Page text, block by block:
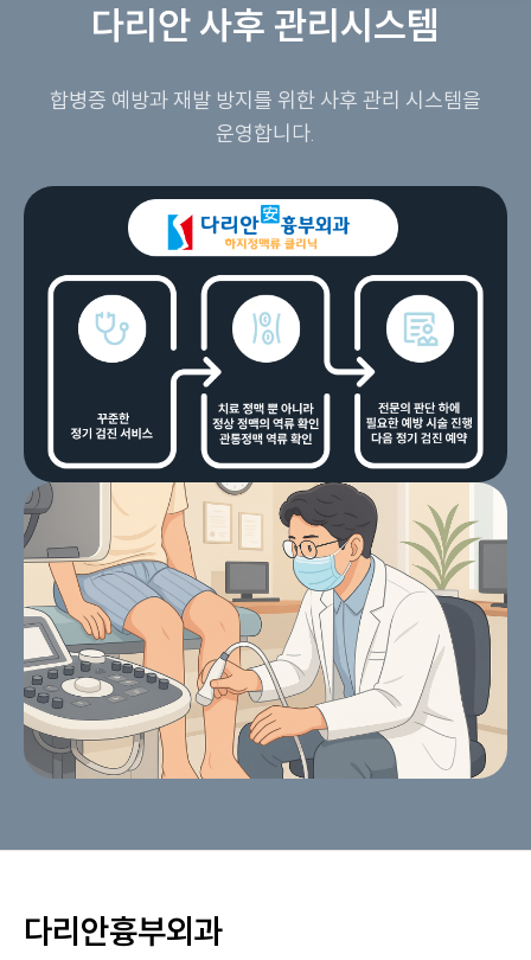
다리안 사후 관리시스템
합병증 예방과 재발 방지를 위한 사후 관리 시스템을
운영합니다.
다리안흉부외과